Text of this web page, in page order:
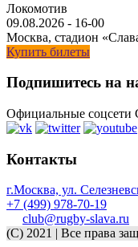
Локомотив
09.08.2026 - 16-00
Москва, стадион
Купить билеты
Подпишитесь на
Официальные соцсети
Контакты
г.Москва, ул.
+7 (499) 978-70-19
club@rugby-slava.ru
(C) 2021 | Все права